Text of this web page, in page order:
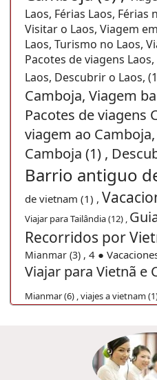
Laos, Férias Laos, Férias
Visitar o Laos, Viagem
Laos, Turismo no Laos,
Pacotes de viagens
Laos, Descubrir o Laos,
Camboja, Viagem
Pacotes de viagens
viagem ao
Camboja (1) ,
Barrio antiguo
de vietnam (1) ,
Viajar para Tailândia (12) ,
Recorridos por
Mianmar (3) , 4 ●
Viajar para Vietnã e
Mianmar (6) ,viajes a vietnam
Viajar en el Sudeste asiático
para Camboja (2) ,
Descubrir Hanoi